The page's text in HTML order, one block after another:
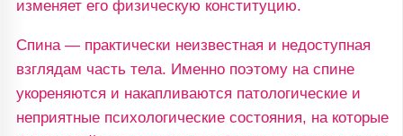
изменяет его физическую конституцию.
Спина — практически неизвестная и недоступная
взглядам часть тела. Именно поэтому на спине
укореняются и накапливаются патологические и
неприятные психологические состояния, на которые